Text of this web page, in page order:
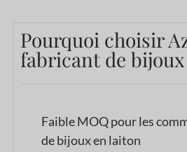
Pourquoi choisir
fabricant de
Faible MOQ pour les
de bijoux en laiton